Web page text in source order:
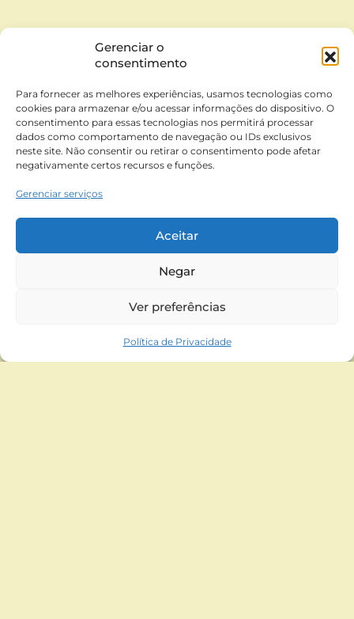
Gerenciar o
consentimento
Para fornecer as melhores experiências, usamos tecnologias como
cookies para armazenar e/ou acessar informações do dispositivo. O
consentimento para essas tecnologias nos permitirá processar
dados como comportamento de navegação ou IDs exclusivos
neste site. Não consentir ou retirar o consentimento pode afetar
negativamente certos recursos e funções.
Gerenciar serviços
Aceitar
Negar
Ver preferências
Política de Privacidade